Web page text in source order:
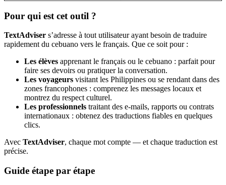
Pour qui est cet outil ?
TextAdviser s’adresse à tout utilisateur ayant besoin de traduire
rapidement du cebuano vers le français. Que ce soit pour :
Les élèves apprenant le français ou le cebuano : parfait pour
faire ses devoirs ou pratiquer la conversation.
Les voyageurs visitant les Philippines ou se rendant dans des
zones francophones : comprenez les messages locaux et
montrez du respect culturel.
Les professionnels traitant des e-mails, rapports ou contrats
internationaux : obtenez des traductions fiables en quelques
clics.
Avec TextAdviser, chaque mot compte — et chaque traduction est
précise.
Guide étape par étape